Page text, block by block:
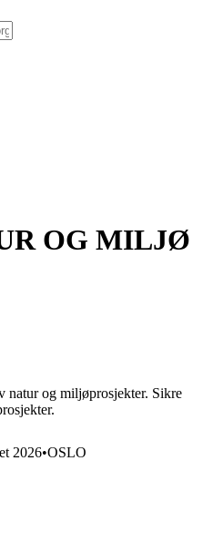
OG MILJØ
natur og miljøprosjekter. Sikre
2026•OSLO